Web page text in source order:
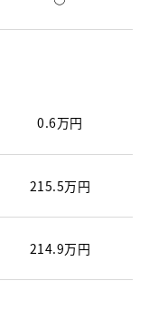
0.6万円
215.5万円
214.9万円